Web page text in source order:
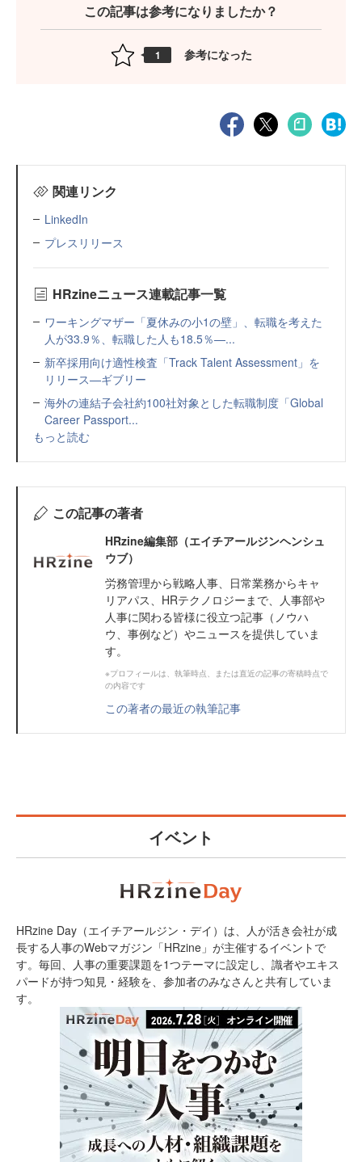
この記事は参考になりましたか？
1 参考になった
関連リンク
LinkedIn
プレスリリース
HRzineニュース連載記事一覧
ワーキングマザー「夏休みの小1の壁」、転職を考えた
人が33.9％、転職した人も18.5％—...
新卒採用向け適性検査「Track Talent Assessment」を
リリース—ギブリー
海外の連結子会社約100社対象とした転職制度「Global
Career Passport...
もっと読む
この記事の著者
HRzine編集部（エイチアールジンヘンシュ
ウブ）
労務管理から戦略人事、日常業務からキャ
リアパス、HRテクノロジーまで、人事部や
人事に関わる皆様に役立つ記事（ノウハ
ウ、事例など）やニュースを提供していま
す。
※プロフィールは、執筆時点、または直近の記事の寄稿時点で
の内容です
この著者の最近の執筆記事
イベント
HRzine Day（エイチアールジン・デイ）は、人が活き会社が成
長する人事のWebマガジン「HRzine」が主催するイベントで
す。毎回、人事の重要課題を1つテーマに設定し、識者やエキス
パードが持つ知見・経験を、参加者のみなさんと共有していま
す。